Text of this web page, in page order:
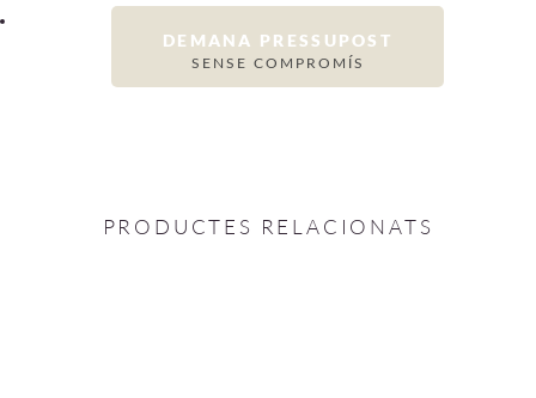
DEMANA PRESSUPOST
SENSE COMPROMÍS
PRODUCTES RELACIONATS